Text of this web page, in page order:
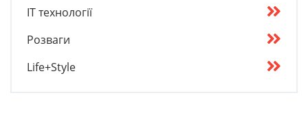
IT технології
Розваги
Life+Style